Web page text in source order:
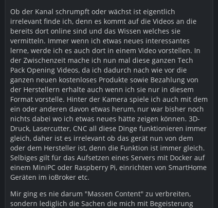
Ob der Kanal schrumpft oder wächst ist eigentlich
irrelevant finde ich, denn es kommt auf die Videos an die
bereits dort online sind und das Wissen welches sie
vermitteln. Immer wenn ich etwas neues interessantes
lerne, werde ich es auch dort in einem Video vorstellen. In
der Zwischenzeit mache ich nun mal diese ganzen Tech
Pack Opening Videos, da ich dadurch nach wie vor die
ganzen neuen kostenloses Produkte sowie Bezahlung von
der Herstellern erhalte auch wenn ich sie nur in diesem
Format vorstelle. Hinter der Kamera spiele ich auch mit dem
ein oder anderen davon etwas herum, nur war bisher noch
nichts dabei wo ich etwas neues hätte zeigen können. 3D-
Druck, Lasercutter, CNC all diese Dinge funktionieren immer
gleich, daher ist es irrelevant ob das gerät nun von dem
oder dem Hersteller ist, denn die Funktion ist immer gleich.
Selbiges gilt für das Aufsetzen eines Servers mit Docker auf
einem MiniPC oder Raspberry Pi, einrichten von SmartHome
Geräten im ioBroker etc.
Mir ging es nie darum "Massen Content" zu verbreiten,
sondern lediglich die Sachen die mich mit Begeisterung